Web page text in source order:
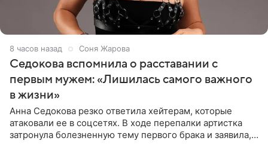
8 часов назад Соня Жарова
Седокова вспомнила о расставании с
первым мужем: «Лишилась самого важного
в жизни»
Анна Седокова резко ответила хейтерам, которые
атаковали ее в соцсетях. В ходе перепалки артистка
затронула болезненную тему первого брака и заявила,